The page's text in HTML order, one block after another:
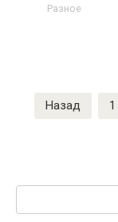
Разное
Назад 1